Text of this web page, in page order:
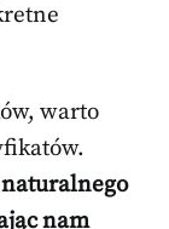
warto
nam